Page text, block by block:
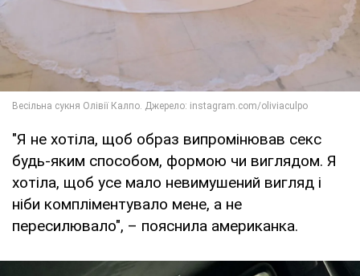
"Я не хотіла, щоб образ випромінював секс
будь-яким способом, формою чи виглядом. Я
хотіла, щоб усе мало невимушений вигляд і
ніби компліментувало мене, а не
пересилювало", – пояснила американка.